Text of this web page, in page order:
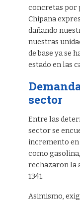
concretas por
Chipana
dañando
nuestras
de base ya se
estado en las
sector
Entre las
sector se
incremento
como gasolina,
rechazaron la
1341.
Asimismo,